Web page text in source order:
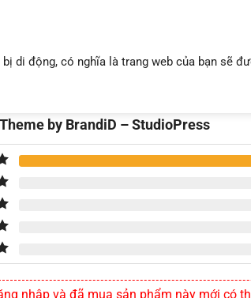
di động, có nghĩa là trang web của bạn sẽ
by BrandiD – StudioPress
nhập và đã mua sản phẩm này mới có